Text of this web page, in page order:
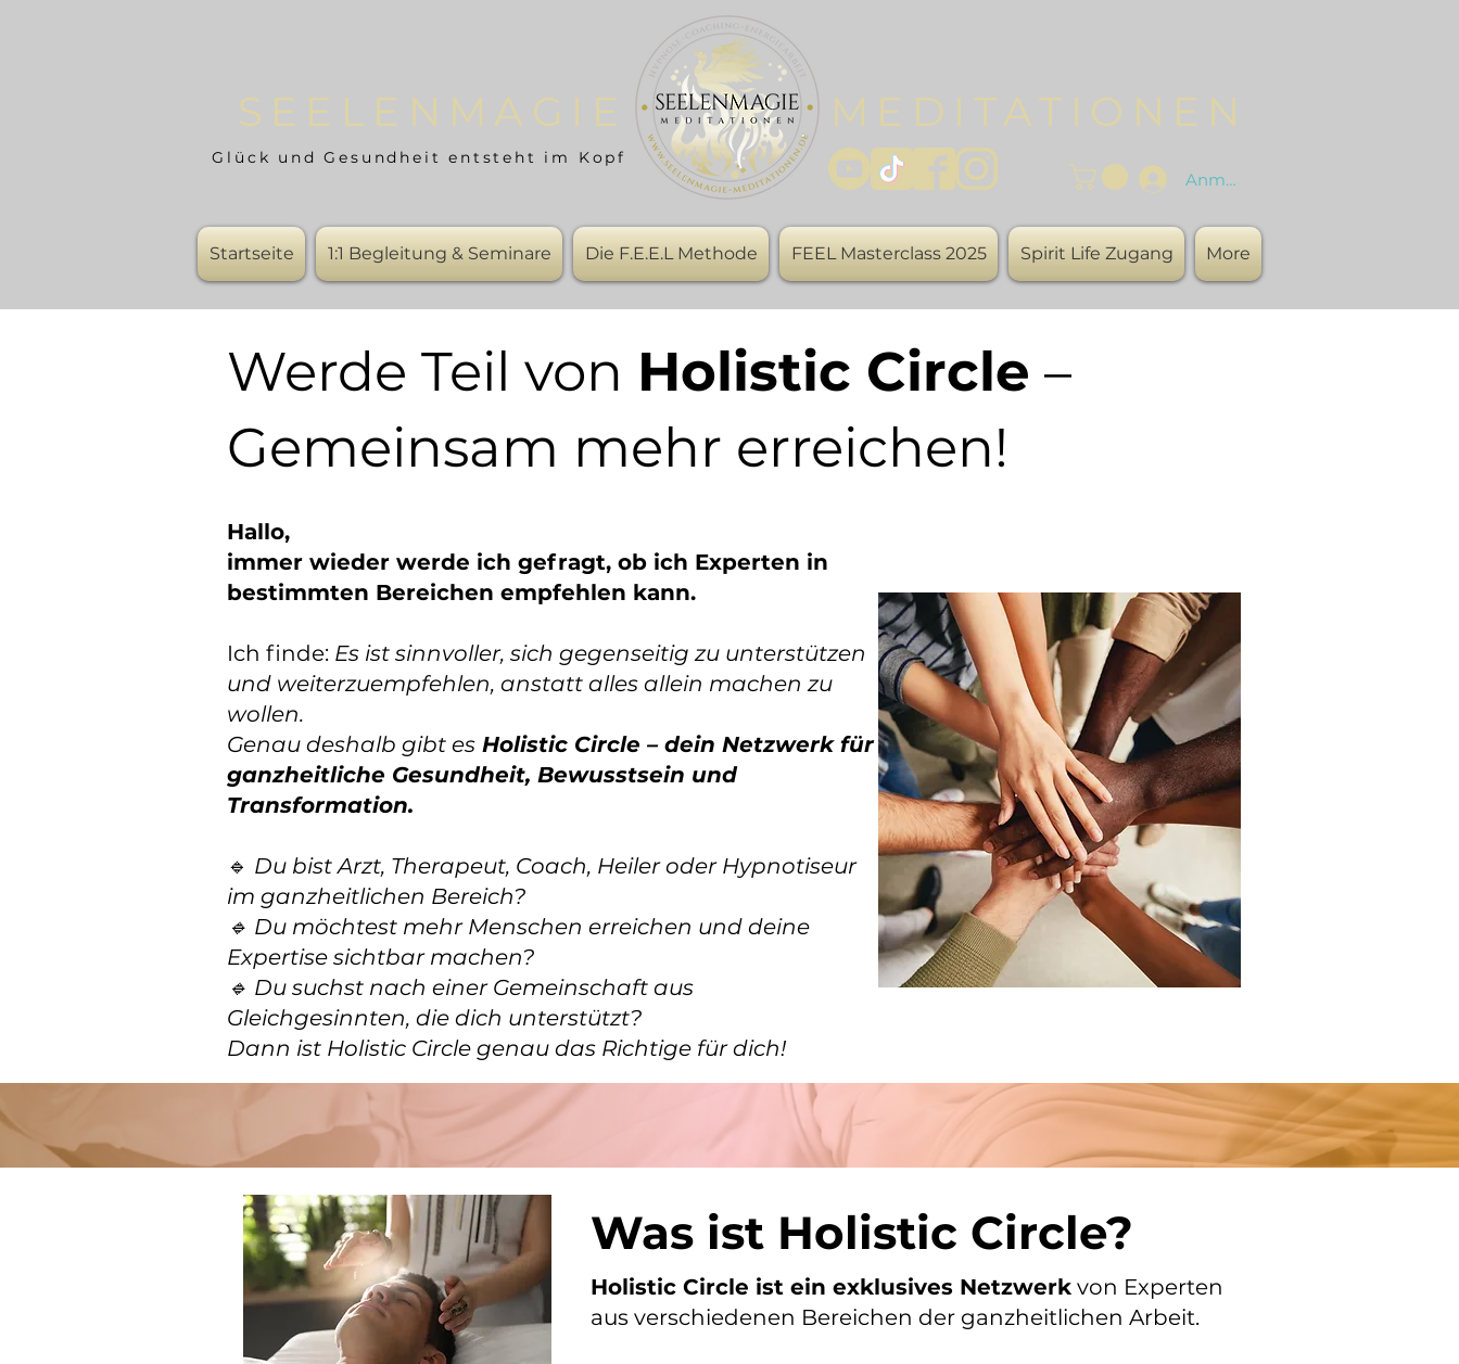
SEELENMAGIE
Glück und Gesundheit entsteht im Kopf
MEDITATIONEN
Anmelden
Startseite 1:1 Begleitung & Seminare Die F.E.E.L Methode FEEL Masterclass 2025 Spirit Life Zugang More
Werde Teil von Holistic Circle –
Gemeinsam mehr erreichen!
Hallo,
immer wieder werde ich gefragt, ob ich Experten in
bestimmten Bereichen empfehlen kann.
Ich finde: Es ist sinnvoller, sich gegenseitig zu unterstützen
und weiterzuempfehlen, anstatt alles allein machen zu
wollen.
Genau deshalb gibt es Holistic Circle – dein Netzwerk für
ganzheitliche Gesundheit, Bewusstsein und
Transformation.
🔹 Du bist Arzt, Therapeut, Coach, Heiler oder Hypnotiseur
im ganzheitlichen Bereich?
🔹 Du möchtest mehr Menschen erreichen und deine
Expertise sichtbar machen?
🔹 Du suchst nach einer Gemeinschaft aus
Gleichgesinnten, die dich unterstützt?
Dann ist Holistic Circle genau das Richtige für dich!
Was ist Holistic Circle?
Holistic Circle ist ein exklusives Netzwerk von Experten
aus verschiedenen Bereichen der ganzheitlichen Arbeit.